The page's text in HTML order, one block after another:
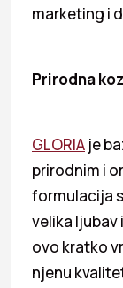
marketing i
Prirodna
GLORIA je
prirodnim i
formulacija
velika ljubav
ovo kratko
njenu